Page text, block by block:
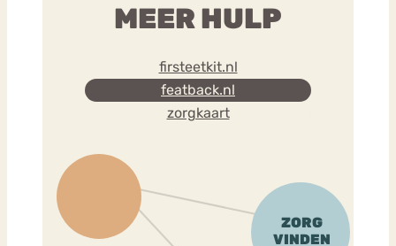
MEER HULP
firsteetkit.nl
featback.nl
zorgkaart